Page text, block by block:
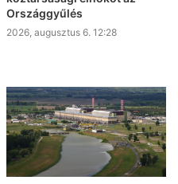
Országgyűlés
2026, augusztus 6. 12:28